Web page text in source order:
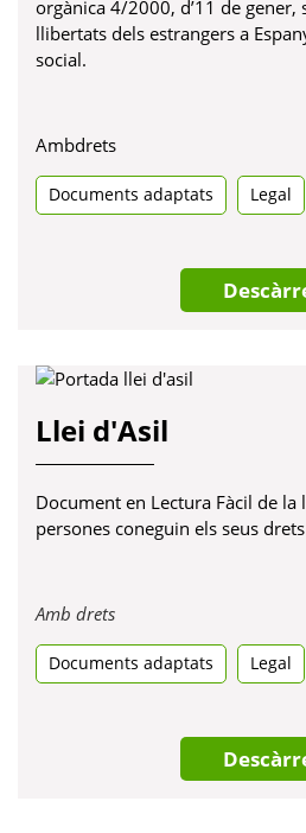
orgànica 4/2000, d’11 de gener,
llibertats dels estrangers a
social.
Ambdrets
Documents adaptats Legal
Llei d'Asil
Document en Lectura Fàcil de la
persones coneguin els seus
Amb dretsObre
en
una
pestanya
Documents adaptats Legal